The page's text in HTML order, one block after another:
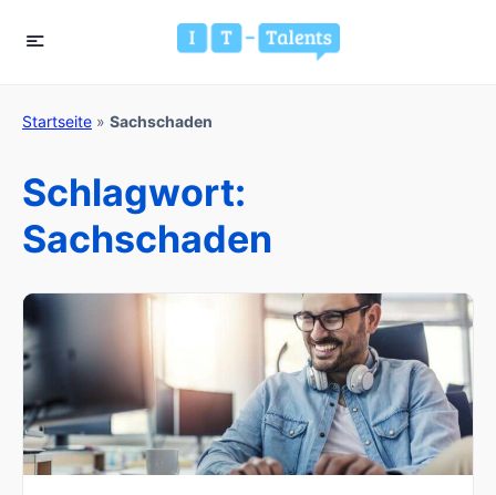
Startseite » Sachschaden
Schlagwort:
Sachschaden